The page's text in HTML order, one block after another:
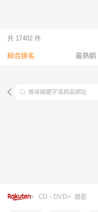
搜尋關鍵字或商品網址
> CD、DVD> 錄影
共 17402 件
綜合排名 最熱銷